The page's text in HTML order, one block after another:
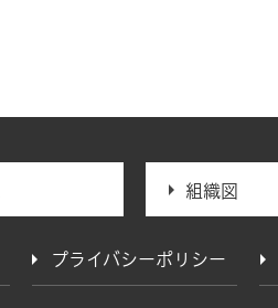
組織図
プライバシーポリシー